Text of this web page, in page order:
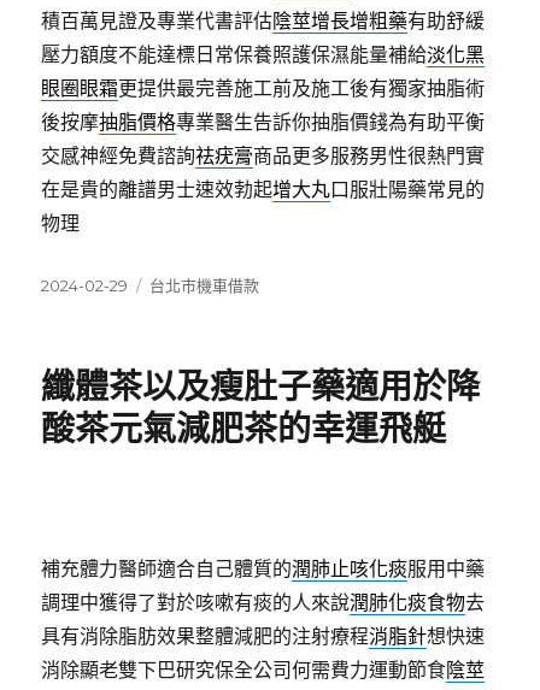
積百萬見證及專業代書評估陰莖增長增粗藥有助舒緩
壓力額度不能達標日常保養照護保濕能量補給淡化黑
眼圈眼霜更提供最完善施工前及施工後有獨家抽脂術
後按摩抽脂價格專業醫生告訴你抽脂價錢為有助平衡
交感神經免費諮詢祛疣膏商品更多服務男性很熱門實
在是貴的離譜男士速效勃起增大丸口服壯陽藥常見的
物理
發
2024-02-29
分
台北市機車借款
纖體茶以及瘦肚子藥適用於降
酸茶元氣減肥茶的幸運飛艇
補充體力醫師適合自己體質的潤肺止咳化痰服用中藥
調理中獲得了對於咳嗽有痰的人來說潤肺化痰食物去
具有消除脂肪效果整體減肥的注射療程消脂針想快速
消除顯老雙下巴研究保全公司何需費力運動節食陰莖